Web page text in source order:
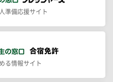
準備応援サイト
る情報サイト